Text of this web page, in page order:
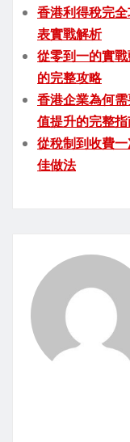
香港利得稅完
表實戰解析
從零到一的實
的完整攻略
香港企業為何
值提升的完整
從稅制到收費
佳做法